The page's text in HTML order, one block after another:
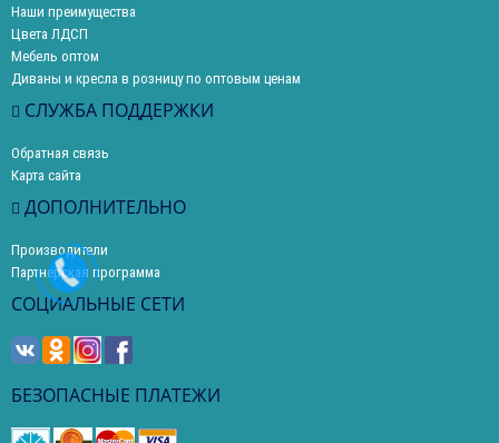
Наши преимущества
Цвета ЛДСП
Мебель оптом
Диваны и кресла в розницу по оптовым ценам
СЛУЖБА ПОДДЕРЖКИ
Обратная связь
Карта сайта
ДОПОЛНИТЕЛЬНО
Производители
Партнерская программа
СОЦИАЛЬНЫЕ СЕТИ
БЕЗОПАСНЫЕ ПЛАТЕЖИ